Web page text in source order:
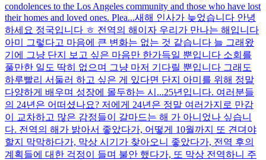
condolences to the Los Angeles community and those who have lost
their homes and loved ones. Plea...새해 인사가 늦었습니다 안녕
하세요 정국입니다 ㅎ 전역의 해이자 우리가 만나는 해입니다
아미 그렇다고 마음에 큰 변화는 없는 것 같습니다 늘 그래왔
기에 그냥 단지 보고 싶은 마음만 한가득일 뿐입니다 소회를
풀만한 일도 딱히 없으며 그냥 마저 기다릴 뿐입니다 그래도
하루빨리 서둘러 하고 싶은 게 있다면 단지 아미를 위해 정말
다양하게 배우며 성장에 몰두하는 시...25년입니다. 여러분들
의 24년은 어떠셨나요? 저에게 24년은 정말 여러가지로 만감
이 교차하고 많은 감정들이 갈마드는 해 가 아니었나 싶습니
다. 전역의 해가 밝아서 좋았다가, 어떻게 10월까지 또 견뎌야
할지 막막하다가, 막상 시기가 찾아오니 좋았다가, 전역 후의
계획들에 대한 걱정이 들며 불안 했다가, 또 막상 전역하니 주